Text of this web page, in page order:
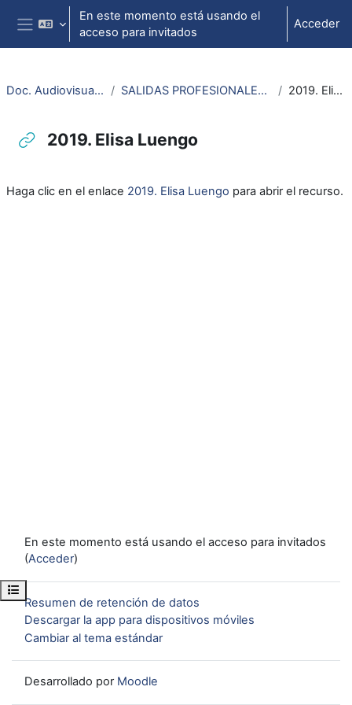
Salta al contenido principal
Panel lateral
En este momento está usando el
acceso para invitados
Acceder
Abrir índice del curso
Doc. Audiovisuales Veterinaria SALIDAS PROFESIONALES VETERINARIA Y CTA 2019. Elisa Luengo
2019. Elisa Luengo
Haga clic en el enlace 2019. Elisa Luengo para abrir el recurso.
En este momento está usando el acceso para invitados
(Acceder)
Resumen de retención de datos
Descargar la app para dispositivos móviles
Cambiar al tema estándar
Desarrollado por Moodle